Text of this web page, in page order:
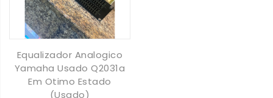
Equalizador Analogico
Yamaha Usado Q2031a
Em Otimo Estado
(Usado)